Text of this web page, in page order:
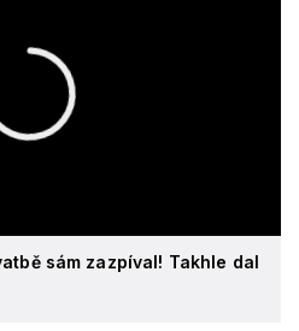
sám zazpíval! Takhle dal